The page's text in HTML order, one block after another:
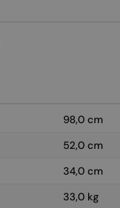
98,0 cm
52,0 cm
34,0 cm
33,0 kg